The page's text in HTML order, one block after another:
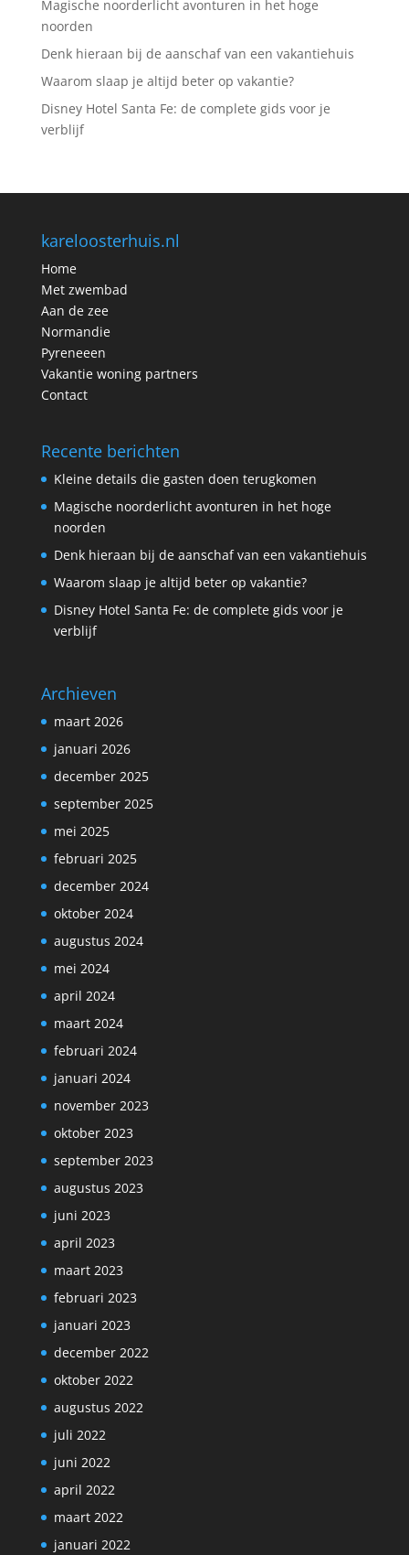
Magische noorderlicht avonturen in het hoge
noorden
Denk hieraan bij de aanschaf van een vakantiehuis
Waarom slaap je altijd beter op vakantie?
Disney Hotel Santa Fe: de complete gids voor je
verblijf
kareloosterhuis.nl
Home
Met zwembad
Aan de zee
Normandie
Pyreneeen
Vakantie woning partners
Contact
Recente berichten
Kleine details die gasten doen terugkomen
Magische noorderlicht avonturen in het hoge
noorden
Denk hieraan bij de aanschaf van een vakantiehuis
Waarom slaap je altijd beter op vakantie?
Disney Hotel Santa Fe: de complete gids voor je
verblijf
Archieven
maart 2026
januari 2026
december 2025
september 2025
mei 2025
februari 2025
december 2024
oktober 2024
augustus 2024
mei 2024
april 2024
maart 2024
februari 2024
januari 2024
november 2023
oktober 2023
september 2023
augustus 2023
juni 2023
april 2023
maart 2023
februari 2023
januari 2023
december 2022
oktober 2022
augustus 2022
juli 2022
juni 2022
april 2022
maart 2022
januari 2022